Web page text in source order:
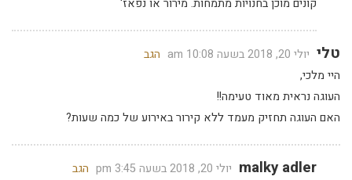
קונים מוכן בחנויות מתמחות. מירור או נפאז'
טלי יולי 20, 2018 בשעה 10:08 am
הגב
היי מלכי,
העוגה נראית מאוד טעימה!!
האם העוגה תחזיק מעמד ללא קירור באירוע של כמה שעות?
malky adler יולי 20, 2018 בשעה 3:45 pm
הגב